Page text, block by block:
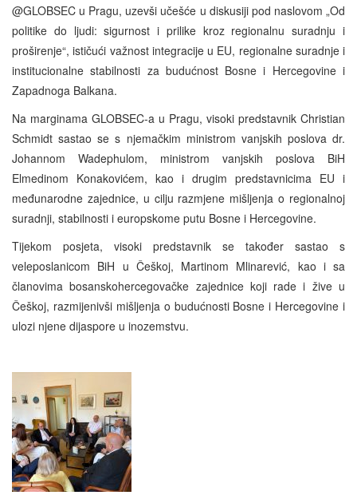
@GLOBSEC u Pragu, uzevši učešće u diskusiji pod naslovom „Od
politike do ljudi: sigurnost i prilike kroz regionalnu suradnju i
proširenje“, ističući važnost integracije u EU, regionalne suradnje i
institucionalne stabilnosti za budućnost Bosne i Hercegovine i
Zapadnoga Balkana.
Na marginama GLOBSEC-a u Pragu, visoki predstavnik Christian
Schmidt sastao se s njemačkim ministrom vanjskih poslova dr.
Johannom Wadephulom, ministrom vanjskih poslova BiH
Elmedinom Konakovićem, kao i drugim predstavnicima EU i
međunarodne zajednice, u cilju razmjene mišljenja o regionalnoj
suradnji, stabilnosti i europskome putu Bosne i Hercegovine.
Tijekom posjeta, visoki predstavnik se također sastao s
veleposlanicom BiH u Češkoj, Martinom Mlinarević, kao i sa
članovima bosanskohercegovačke zajednice koji rade i žive u
Češkoj, razmijenivši mišljenja o budućnosti Bosne i Hercegovine i
ulozi njene dijaspore u inozemstvu.